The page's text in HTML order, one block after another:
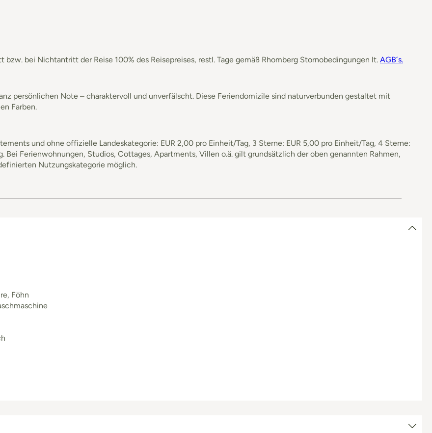
bzw. bei Nichtantritt der Reise 100% des Reisepreises, restl. Tage gemäß Rhomberg Stornobedingungen lt. AGB´s.
persönlichen Note – charaktervoll und unverfälscht. Diese Feriendomizile sind naturverbunden gestaltet mit
Farben.
und ohne offizielle Landeskategorie: EUR 2,00 pro Einheit/Tag, 3 Sterne: EUR 5,00 pro Einheit/Tag, 4 Sterne:
Bei Ferienwohnungen, Studios, Cottages, Apartments, Villen o.ä. gilt grundsätzlich der oben genannten Rahmen,
Nutzungskategorie möglich.
Föhn